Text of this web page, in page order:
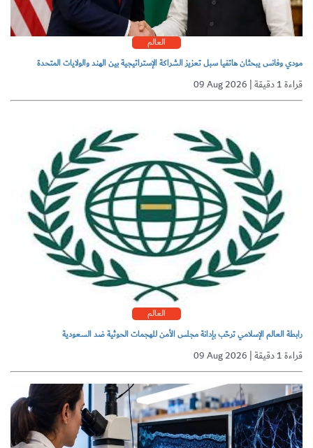
العالم
مودي وفانس يبحثان هاتفيا سبل تعزيز الشراكة الإستراتيجية بين الهند والولايات المتحدة
09 Aug 2026 | قراءة 1 دقيقة
العالم
رابطة العالم الإسلامي ترحّب بإدانة مجلس الأمن للهجمات الحوثية ضد السعودية
09 Aug 2026 | قراءة 1 دقيقة